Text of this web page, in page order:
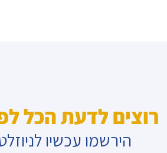
רוצים לדעת הכל
הירשמו עכשיו